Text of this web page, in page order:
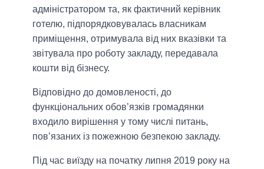
адміністратором та, як фактичний керівник
готелю, підпорядковувалась власникам
приміщення, отримувала від них вказівки та
звітувала про роботу закладу, передавала
кошти від бізнесу.
Відповідно до домовленості, до
функціональних обов’язків громадянки
входило вирішення у тому числі питань,
пов’язаних із пожежною безпекою закладу.
Під час виїзду на початку липня 2019 року на